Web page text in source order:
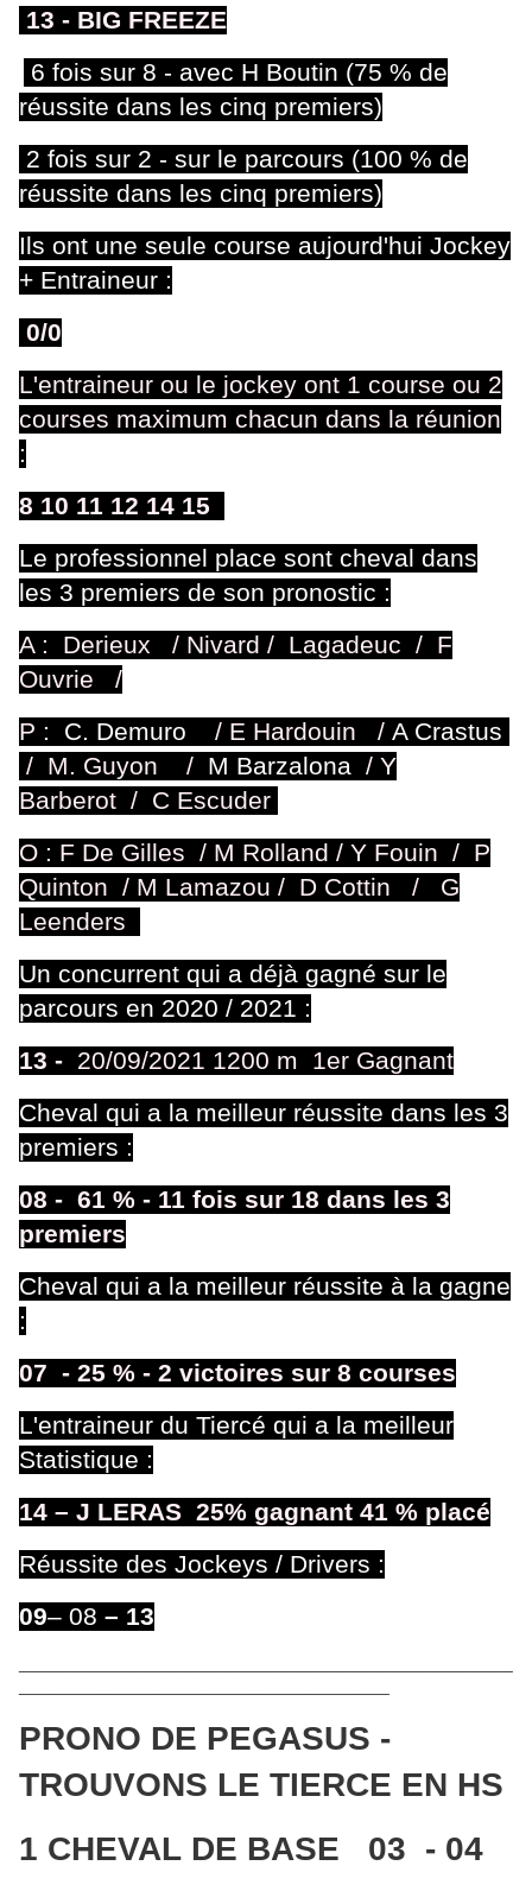
13 - BIG FREEZE
6 fois sur 8 - avec H Boutin (75 % de
réussite dans les cinq premiers)
2 fois sur 2 - sur le parcours (100 % de
réussite dans les cinq premiers)
Ils ont une seule course aujourd'hui Jockey
+ Entraineur :
0/0
L'entraineur ou le jockey ont 1 course ou 2
courses maximum chacun dans la réunion
:
8 10 11 12 14 15
Le professionnel place sont cheval dans
les 3 premiers de son pronostic :
A : Derieux / Nivard / Lagadeuc / F
Ouvrie /
P : C. Demuro / E Hardouin / A Crastus
/ M. Guyon / M Barzalona / Y
Barberot / C Escuder
O : F De Gilles / M Rolland / Y Fouin / P
Quinton / M Lamazou / D Cottin / G
Leenders
Un concurrent qui a déjà gagné sur le
parcours en 2020 / 2021 :
13 - 20/09/2021 1200 m 1er Gagnant
Cheval qui a la meilleur réussite dans les 3
premiers :
08 - 61 % - 11 fois sur 18 dans les 3
premiers
Cheval qui a la meilleur réussite à la gagne
:
07 - 25 % - 2 victoires sur 8 courses
L'entraineur du Tiercé qui a la meilleur
Statistique :
14 – J LERAS 25% gagnant 41 % placé
Réussite des Jockeys / Drivers :
09– 08 – 13
PRONO DE PEGASUS -
TROUVONS LE TIERCE EN HS
1 CHEVAL DE BASE 03 - 04